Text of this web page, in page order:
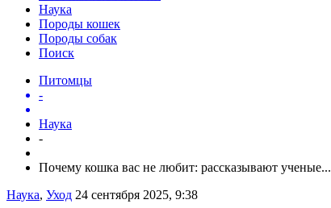
Наука
Породы кошек
Породы собак
Поиск
Питомцы
-
Наука
-
Почему кошка вас не любит: рассказывают ученые...
Наука, Уход 24 сентября 2025, 9:38